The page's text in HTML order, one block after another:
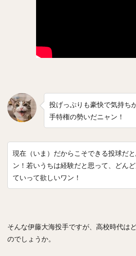
投げっぷりも豪快で気持ち
手特権の勢いだニャン！
現在（いま）だからこそできる投球だ
ン！若いうちは経験だと思って、どん
ていって欲しいワン！
そんな伊藤大海投手ですが、高校時代は
のでしょうか。
デニス・サファテ
永江恭平（ながえきょうへい）
甲斐野央（かいのひろし）
堀
野村祐輔（のむらゆうすけ）
津
岡田貴弘（おかだたかひろ）
コーリー・スパンジェンバーグ